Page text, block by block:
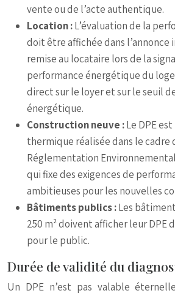
vente ou de l’acte authentique.
Location :L’évaluation de la
doit être affichée dans
remise au locataire lors de la
performance énergétique du
direct sur le loyer et sur le seuil
énergétique.
Construction neuve :Le DPE
thermique réalisée dans le cadre
Réglementation
qui fixe des exigences de
ambitieuses pour les nouvelles
Bâtiments publics :Les
250 m² doivent afficher leur DPE
pour le public.
Durée de validité du
Un DPE n’est pas valable